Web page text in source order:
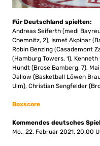
Für Deutschland spielten:
Andreas Seiferth (medi
Chemnitz, 2), Ismet Akpinar
Robin Benzing (Casademont
(Hamburg Towers, 1),
Hundt (Brose Bamberg, 7),
Jallow (Basketball Löwen
Ulm), Christian Sengfelder
Boxscore
Kommendes deutsches
Mo., 22. Februar 2021, 20.00